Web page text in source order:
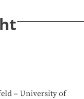
– University of